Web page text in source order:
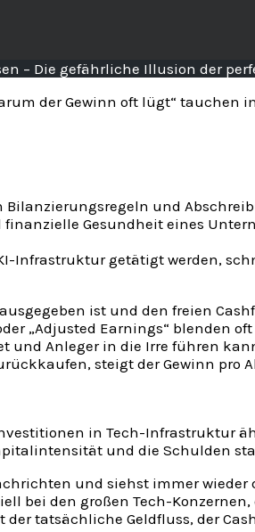
der Gewinn oft lügt“ tauchen
und
Gesundheit eines
Infrastruktur getätigt werden,
ist und den freien
„Adjusted Earnings“ blenden
und Anleger in die Irre führen
steigt der Gewinn pro
in Tech-Infrastruktur
und die Schulden
und siehst immer
bei den großen Tech-
tatsächliche Geldfluss, der